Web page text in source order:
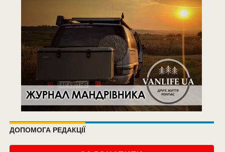
ДОПОМОГА РЕДАКЦІЇ